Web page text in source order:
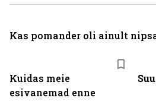
Kuidas meie
esivanemad enne
Kas pomander oli ainult